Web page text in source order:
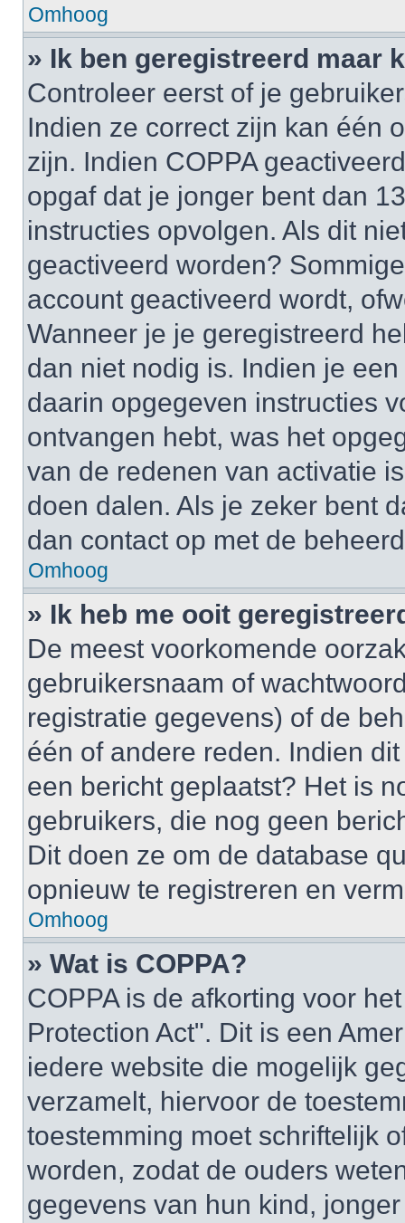
Omhoog
» Ik ben geregistreerd maar
Controleer eerst of je
Indien ze correct zijn kan één
zijn. Indien COPPA
opgaf dat je jonger bent dan
instructies opvolgen. Als dit
geactiveerd worden?
account geactiveerd wordt,
Wanneer je je geregistreerd
dan niet nodig is. Indien je
daarin opgegeven instructies
ontvangen hebt, was het
van de redenen van activatie
doen dalen. Als je zeker bent
dan contact op met de
Omhoog
» Ik heb me ooit
De meest voorkomende
gebruikersnaam of
registratie gegevens) of de
één of andere reden. Indien
een bericht geplaatst? Het is
gebruikers, die nog geen
Dit doen ze om de database
opnieuw te registreren en
Omhoog
» Wat is COPPA?
COPPA is de afkorting voor
Protection Act". Dit is een
iedere website die mogelijk
verzamelt, hiervoor de
toestemming moet schriftelijk
worden, zodat de ouders
gegevens van hun kind,